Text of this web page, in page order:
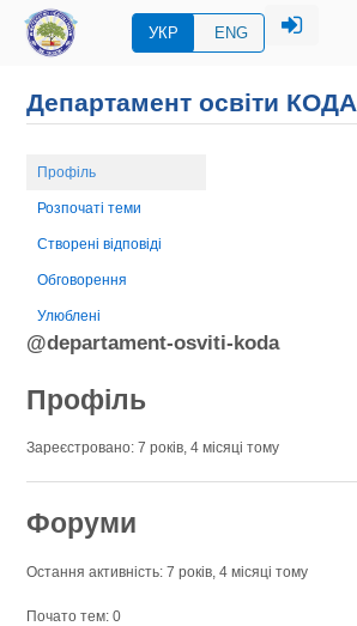
УКР ENG
Департамент освіти КОДА
Профіль
Розпочаті теми
Створені відповіді
Обговорення
Улюблені
@departament-osviti-koda
Профіль
Зареєстровано: 7 років, 4 місяці тому
Форуми
Остання активність: 7 років, 4 місяці тому
Почато тем: 0